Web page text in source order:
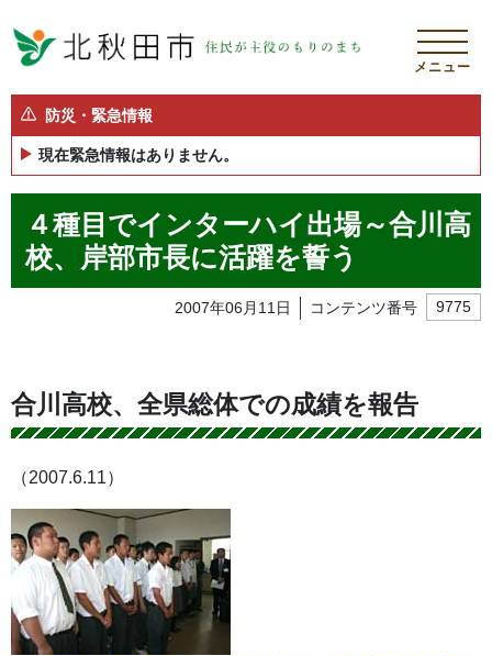
メニュー
防災・緊急情報
現在緊急情報はありません。
４種目でインターハイ出場～合川高
校、岸部市長に活躍を誓う
2007年06月11日 コンテンツ番号 9775
合川高校、全県総体での成績を報告
（2007.6.11）